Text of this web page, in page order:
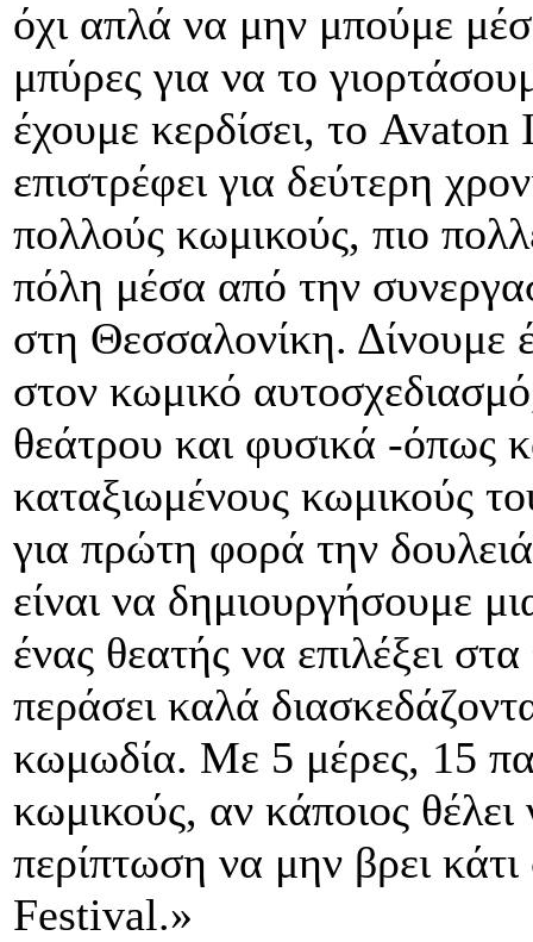
όχι απλά να μην μπούμε
μπύρες για να το
έχουμε κερδίσει, το
επιστρέφει για δεύτερη
πολλούς κωμικούς, πιο
πόλη μέσα από την
στη Θεσσαλονίκη.
στον κωμικό
θεάτρου και φυσικά -όπως
καταξιωμένους κωμικούς
για πρώτη φορά την
είναι να δημιουργήσουμε
ένας θεατής να επιλέξει
περάσει καλά
κωμωδία. Με 5 μέρες, 15
κωμικούς, αν κάποιος θέλει
περίπτωση να μην βρει
Festival.»